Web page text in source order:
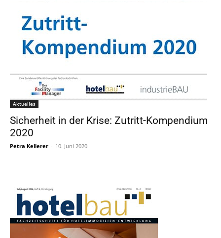
Aktuelles
Sicherheit in der Krise: Zutritt-Kompendium
2020
Petra Kellerer - 10. Juni 2020